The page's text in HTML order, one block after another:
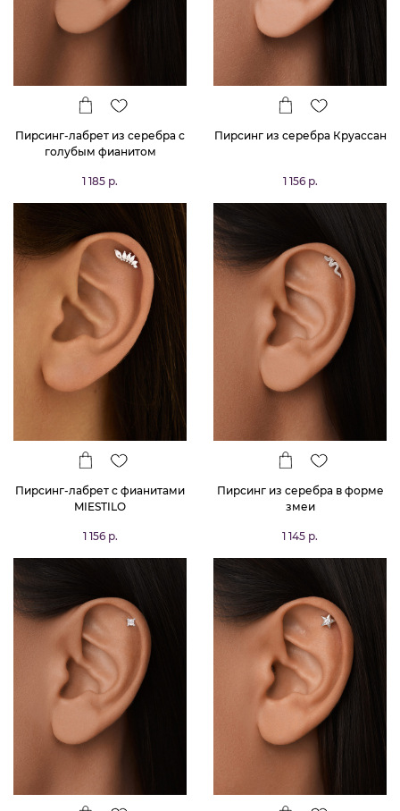
Пирсинг-лабрет из серебра с
голубым фианитом
1 185 р.
Пирсинг из серебра Круассан
1 156 р.
Пирсинг-лабрет с фианитами
MIESTILO
1 156 р.
Пирсинг из серебра в форме
змеи
1 145 р.